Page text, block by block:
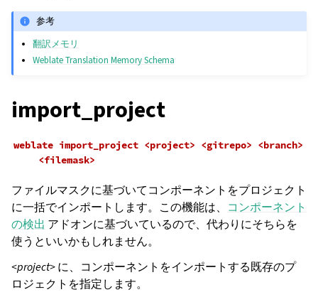
参考
翻訳メモリ
Weblate Translation Memory Schema
import_project
weblate import_project <project> <gitrepo> <branch>
<filemask>
ファイルマスクに基づいてコンポーネントをプロジェクト
に一括でインポートします。この機能は、 コンポーネント
の検出 アドオンに基づいているので、代わりにそちらを
使うといいかもしれません。
<project>に、コンポーネントをインポートする既存のプ
ロジェクトを指定します。